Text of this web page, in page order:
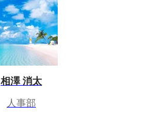
相澤 消太
人事部